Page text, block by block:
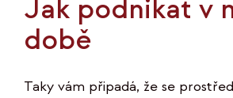
Jak podnikat v
době
Taky vám připadá, že se